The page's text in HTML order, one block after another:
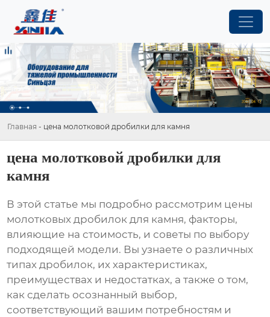
Главная - цена молотковой дробилки для камня
цена молотковой дробилки для
камня
В этой статье мы подробно рассмотрим цены
молотковых дробилок для камня, факторы,
влияющие на стоимость, и советы по выбору
подходящей модели. Вы узнаете о различных
типах дробилок, их характеристиках,
преимуществах и недостатках, а также о том,
как сделать осознанный выбор,
соответствующий вашим потребностям и